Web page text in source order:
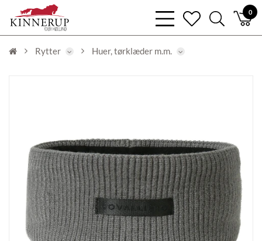
0
bars
light
heart
search
light
Rytter Huer, tørklæder m.m.